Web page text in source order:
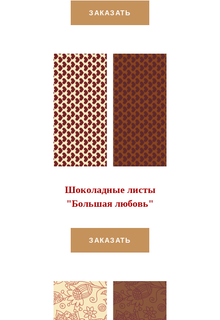
ЗАКАЗАТЬ
Шоколадные листы
"Большая любовь"
ЗАКАЗАТЬ